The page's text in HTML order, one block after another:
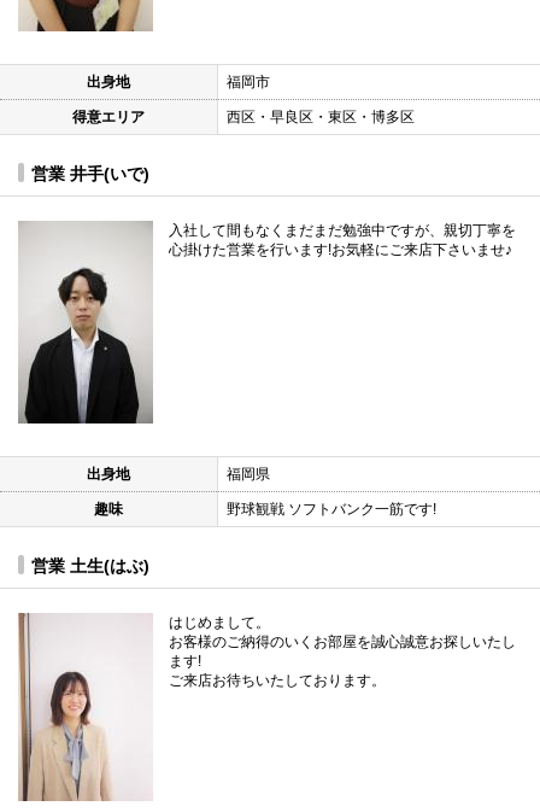
出身地 福岡市
得意エリア 西区・早良区・東区・博多区
営業 井手(いで)
入社して間もなくまだまだ勉強中ですが、親切丁寧を
心掛けた営業を行います!お気軽にご来店下さいませ♪
出身地 福岡県
趣味 野球観戦 ソフトバンク一筋です!
営業 土生(はぶ)
はじめまして。
お客様のご納得のいくお部屋を誠心誠意お探しいたし
ます!
ご来店お待ちいたしております。